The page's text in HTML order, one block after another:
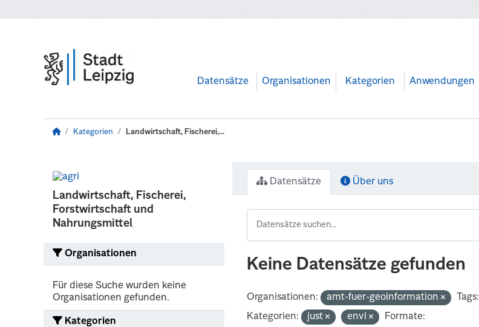
Datensätze Organisationen Kategorien Anwendungen
Kategorien Landwirtschaft, Fischerei,...
Landwirtschaft, Fischerei,
Forstwirtschaft und
Nahrungsmittel
Organisationen
Für diese Suche wurden keine
Organisationen gefunden.
Kategorien
Datensätze Über uns
Keine Datensätze gefunden
Organisationen: amt-fuer-geoinformation Tags:
Kategorien:
just envi
Formate: